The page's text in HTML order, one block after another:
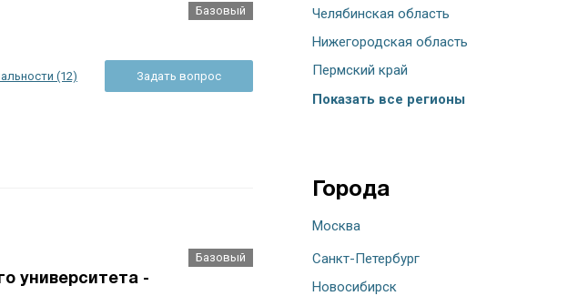
Базовый
(12) Задать вопрос
Базовый
университета -
Челябинская область
Нижегородская область
Пермский край
Показать все регионы
Города
Москва
Санкт-Петербург
Новосибирск